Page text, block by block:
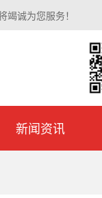
诚为您服务！
新闻资讯